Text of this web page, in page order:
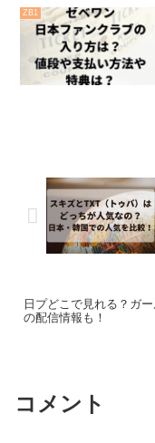
ZB1
日プどこで見れる？ガ
の配信情報も！
コメント